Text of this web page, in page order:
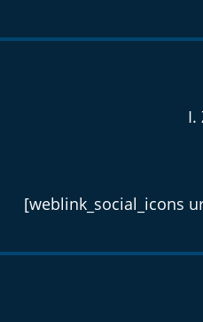
I.
[weblink_social_icons